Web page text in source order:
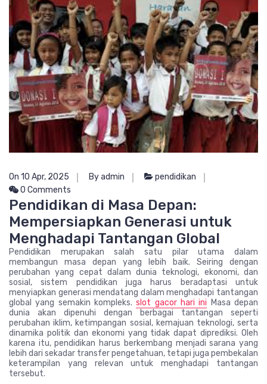
On 10 Apr, 2025 By admin
pendidikan
0 Comments
Pendidikan di Masa Depan:
Mempersiapkan Generasi untuk
Menghadapi Tantangan Global
Pendidikan merupakan salah satu pilar utama dalam
membangun masa depan yang lebih baik. Seiring dengan
perubahan yang cepat dalam dunia teknologi, ekonomi, dan
sosial, sistem pendidikan juga harus beradaptasi untuk
menyiapkan generasi mendatang dalam menghadapi tantangan
global yang semakin kompleks.slot gacor hari ini Masa depan
dunia akan dipenuhi dengan berbagai tantangan seperti
perubahan iklim, ketimpangan sosial, kemajuan teknologi, serta
dinamika politik dan ekonomi yang tidak dapat diprediksi. Oleh
karena itu, pendidikan harus berkembang menjadi sarana yang
lebih dari sekadar transfer pengetahuan, tetapi juga pembekalan
keterampilan yang relevan untuk menghadapi tantangan
tersebut.